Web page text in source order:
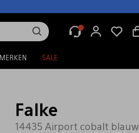
MERKEN SALE
Falke
14435 Airport cobalt blauw